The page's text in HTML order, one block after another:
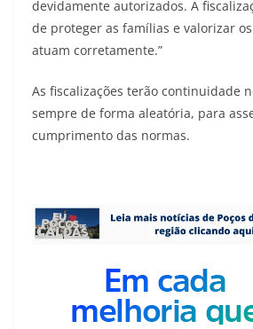
devidamente autorizados. A
de proteger as famílias e valorizar
atuam corretamente.”
As fiscalizações terão continuidade
sempre de forma aleatória, para
cumprimento das normas.